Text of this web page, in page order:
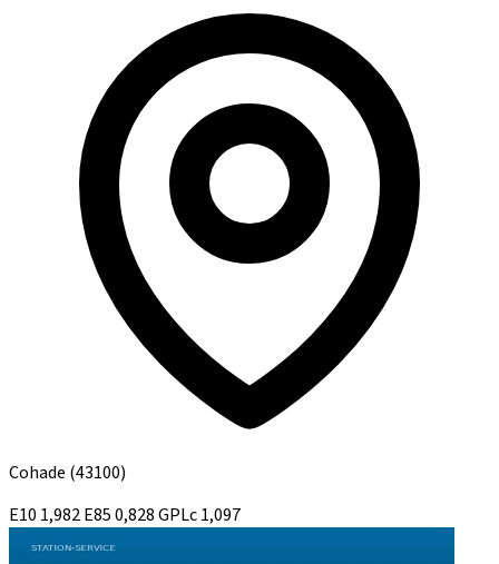
Cohade (43100)
E10 1,982E850,828GPLc1,097